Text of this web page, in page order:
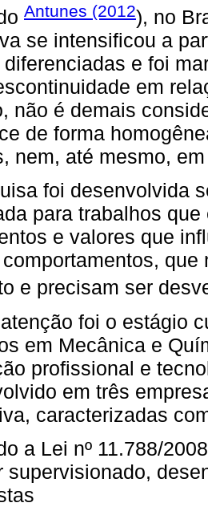
Antunes (2012), no
se intensificou a
e foi
em
não é demais
de forma
nem, até mesmo,
foi desenvolvida
para trabalhos
e valores que
e precisam ser
foi o estágio
em Mecânica e
profissional e
em três
caracterizadas
a Lei nº 11.788/
supervisionado,